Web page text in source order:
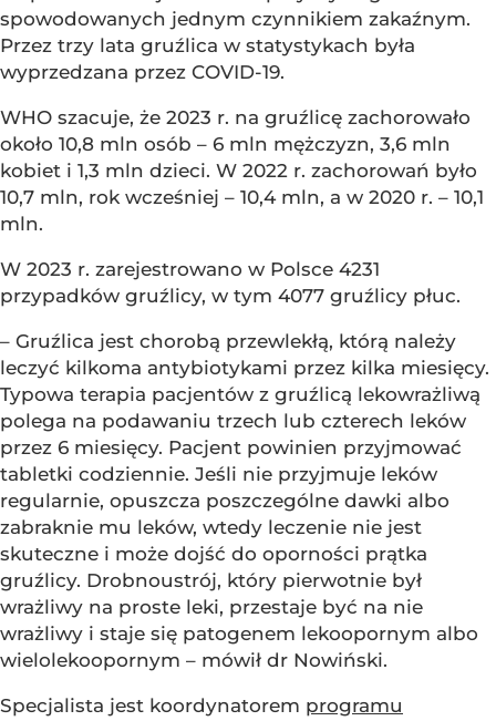
spowodowanych jednym czynnikiem zakaźnym.
Przez trzy lata gruźlica w statystykach była
wyprzedzana przez COVID-19.
WHO szacuje, że 2023 r. na gruźlicę zachorowało
około 10,8 mln osób – 6 mln mężczyzn, 3,6 mln
kobiet i 1,3 mln dzieci. W 2022 r. zachorowań było
10,7 mln, rok wcześniej – 10,4 mln, a w 2020 r. – 10,1
mln.
W 2023 r. zarejestrowano w Polsce 4231
przypadków gruźlicy, w tym 4077 gruźlicy płuc.
– Gruźlica jest chorobą przewlekłą, którą należy
leczyć kilkoma antybiotykami przez kilka miesięcy.
Typowa terapia pacjentów z gruźlicą lekowrażliwą
polega na podawaniu trzech lub czterech leków
przez 6 miesięcy. Pacjent powinien przyjmować
tabletki codziennie. Jeśli nie przyjmuje leków
regularnie, opuszcza poszczególne dawki albo
zabraknie mu leków, wtedy leczenie nie jest
skuteczne i może dojść do oporności prątka
gruźlicy. Drobnoustrój, który pierwotnie był
wrażliwy na proste leki, przestaje być na nie
wrażliwy i staje się patogenem lekoopornym albo
wielolekoopornym – mówił dr Nowiński.
Specjalista jest koordynatorem programu